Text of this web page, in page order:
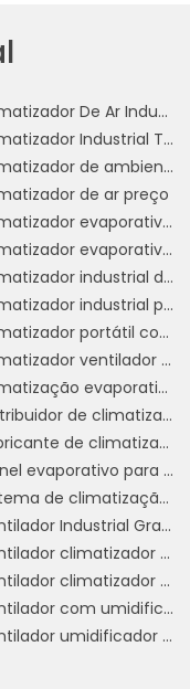
Climatizador De Ar Industrial Evaporativo
Climatizador Industrial Teto
Climatizador de ambientes comerciais
de ar preço
Climatizador evaporativo de ar
Climatizador evaporativo para academia
Climatizador industrial de parede
Climatizador industrial portátil
Climatizador portátil com água
Climatizador ventilador umidificador de parede a água
Climatização evaporativa industrial
Distribuidor de climatizador evaporativo
Fabricante de climatizador industrial
Painel evaporativo para climatizador
Sistema de climatização evaporativa
Ventilador Industrial Grande
Ventilador climatizador de coluna
Ventilador climatizador umidificador parede industrial
Ventilador com umidificador industrial
Ventilador umidificador climatizador de ar com água